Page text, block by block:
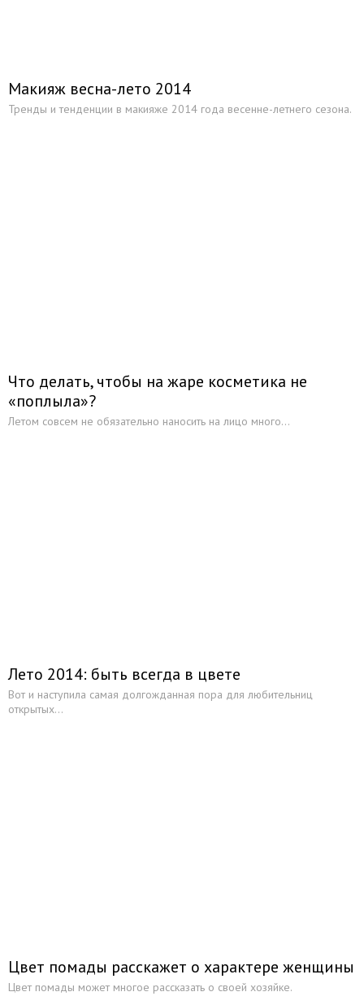
Макияж весна-лето 2014
Тренды и тенденции в макияже 2014 года весенне-летнего сезона.
Что делать, чтобы на жаре косметика не
«поплыла»?
Летом совсем не обязательно наносить на лицо много...
Лето 2014: быть всегда в цвете
Вот и наступила самая долгожданная пора для любительниц
открытых...
Цвет помады расскажет о характере женщины
Цвет помады может многое рассказать о своей хозяйке.